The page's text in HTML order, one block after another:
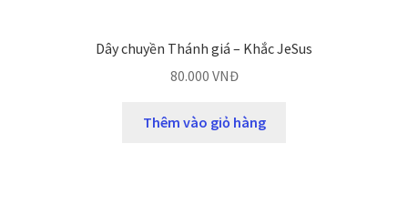
Dây chuyền Thánh giá – Khắc JeSus
80.000 VNĐ
Thêm vào giỏ hàng